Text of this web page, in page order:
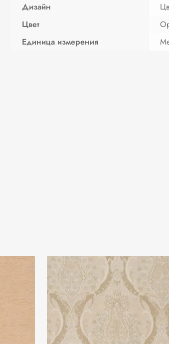
Дизайн
Цвет
Единица измерения